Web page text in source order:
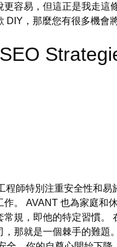
更容易，但這正是我走
DIY，那麼您有很多機會
程師特別注重安全性和易
。 AVANT 也為家庭和
常規，即他的特定習慣。
，那就是一個棘手的難題